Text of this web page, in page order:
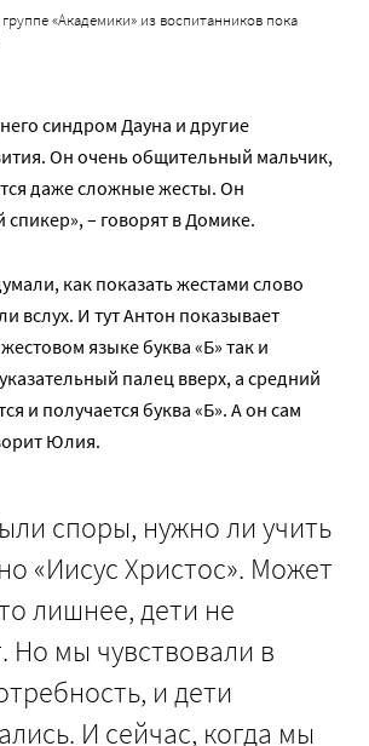
«Академики» из воспитанников пока
синдром Дауна и другие
Он очень общительный мальчик,
даже сложные жесты. Он
– говорят в Домике.
как показать жестами слово
вслух. И тут Антон показывает
языке буква «Б» так и
палец вверх, а средний
и получается буква «Б». А он сам
Юлия.
споры, нужно ли учить
«Иисус Христос». Может
лишнее, дети не
Но мы чувствовали в
и дети
И сейчас, когда мы